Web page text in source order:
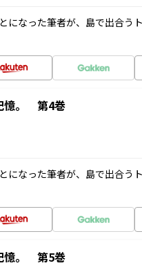
になった筆者が、島で出合う
憶。 第4巻
になった筆者が、島で出合う
憶。 第5巻